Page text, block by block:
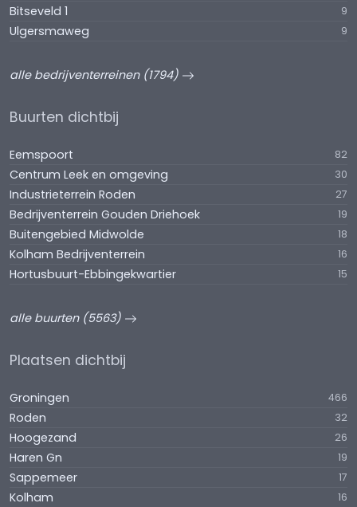
Bitseveld 1 9
Ulgersmaweg 9
alle bedrijventerreinen (1794)
Buurten dichtbij
Eemspoort 82
Centrum Leek en omgeving 30
Industrieterrein Roden 27
Bedrijventerrein Gouden Driehoek 19
Buitengebied Midwolde 18
Kolham Bedrijventerrein 16
Hortusbuurt-Ebbingekwartier 15
alle buurten (5563)
Plaatsen dichtbij
Groningen 466
Roden 32
Hoogezand 26
Haren Gn 19
Sappemeer 17
Kolham 16